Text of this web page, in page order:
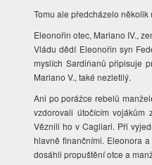
Tomu ale předcházelo
Eleonořin otec, Mariano IV.,
Vládu dědí Eleonořin syn
myslích Sardiňanů připisuje
Mariano V., také nezletilý.
Ani po porážce rebelů
vzdorovali útočícím vojákům
Věznili ho v Cagliari. Při
hlavně finančními. Eleonora
dosáhli propuštění otce a